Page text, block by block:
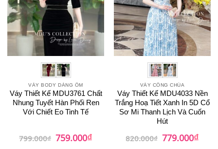
VÁY BODY DÁNG ÔM
Váy Thiết Kế MDU3761 Chất
Nhung Tuyết Hàn Phối Ren
Với Chiết Eo Tinh Tế
799.000₫ Giá
gốc
759.000₫Giá
hiện
VÁY CÔNG CHÚA
Váy Thiết Kế MDU4033 Nền
Trắng Hoạ Tiết Xanh In 5D Cổ
Sơ Mi Thanh Lịch Và Cuốn
Hút
820.000₫ Giá
gốc
779.000₫Giá
hiện